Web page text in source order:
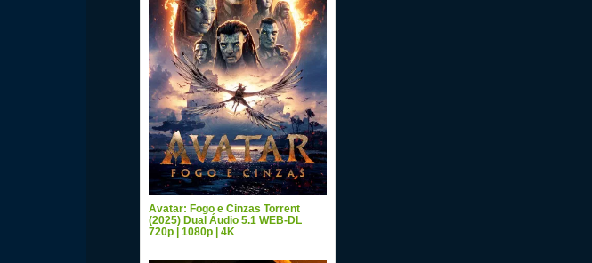
Avatar: Fogo e Cinzas Torrent
(2025) Dual Áudio 5.1 WEB-DL
720p | 1080p | 4K